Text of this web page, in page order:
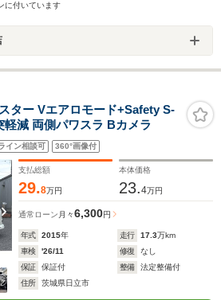
に付いています
ター Vエアロモード+Safety S-
HYBRID 純正ナビ 衝突軽減 両側パワスラ Bカメラ
イン相談可 360°画像付
支払総額
29.8万円
本体価格
23.4万円
通常ローン 月々6,300円
年式 2015年 走行 17.3万km
車検
'26/11 修復
なし
保証
保証付 整備
法定整備付
住所
茨城県日立市